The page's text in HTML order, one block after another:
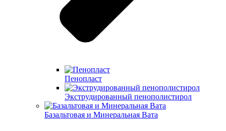
Пенопласт
Экструдированный пенополистирол
Базальтовая и Минеральная Вата